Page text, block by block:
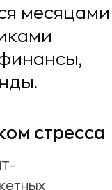
месяцами
стресса